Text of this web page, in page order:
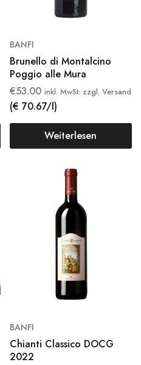
BANFI
Brunello di Montalcino
Poggio alle Mura
€53.00 inkl. MwSt. zzgl. Versand
(€ 70.67/l)
Weiterlesen
BANFI
Chianti Classico DOCG
2022